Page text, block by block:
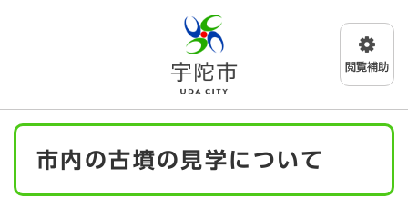
メニューを飛ばして本文へ
本
市内の古墳の見学について